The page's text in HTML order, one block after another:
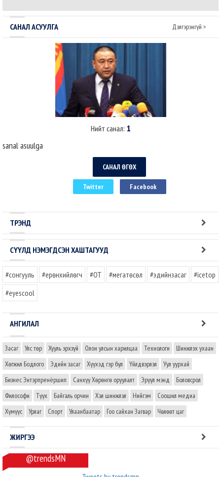
эвэрнээс хойно у..
томилогдсон Ерөнхий с..
САНАЛ АСУУЛГА Дэлгэрэнгүй >
Нийт санал: 1
sanal asuulga
САНАЛ ӨГӨХ
Twitter Facebook
ТРЭНД
СҮҮЛД НЭМЭГДСЭН ХАШТАГУУД
#сонгууль #ерөнхийлөгч #OT #мегатөсөл #эдийнзасаг
#icetop
#eyescool
АНГИЛАЛ
Засаг Улс төр Хууль эрхзүй Олон улсын харилцаа Технологи
Шинжлэх ухаан
Хөгжил Бодлого
Эдийн засаг Хүүхэд гэр бүл Үйлдвэрлэл
Уул уурхай
Бизнес Энтэрпренёршип
Санхүү Хөрөнгө оруулалт Эрүүл мэнд
Боловсрол
Философи
Түүх Байгаль орчин Хэл шинжлэл Нийгэм
Соошил медиа
Хүмүүс
Урлаг Спорт Улаанбаатар Гоо сайхан Загвар Чөлөөт цаг
ЖИРГЭЭ
@trendsMN